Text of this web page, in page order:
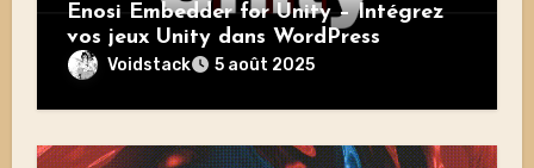
Enosi Embedder for Unity – Intégrez
vos jeux Unity dans WordPress
Voidstack 5 août 2025